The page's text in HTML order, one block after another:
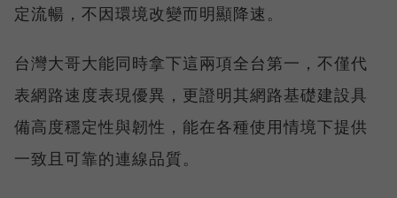
定流暢，不因環境改變而明顯降速。
台灣大哥大能同時拿下這兩項全台第一，不僅代
表網路速度表現優異，更證明其網路基礎建設具
備高度穩定性與韌性，能在各種使用情境下提供
一致且可靠的連線品質。